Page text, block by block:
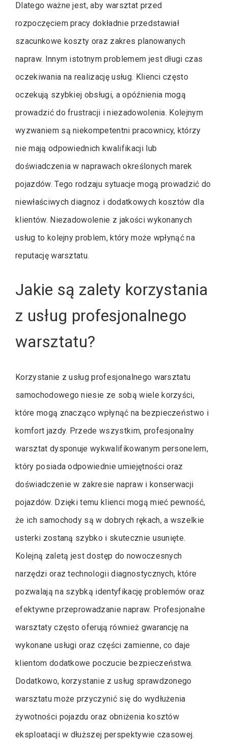
Dlatego ważne jest, aby warsztat przed
rozpoczęciem pracy dokładnie przedstawiał
szacunkowe koszty oraz zakres planowanych
napraw. Innym istotnym problemem jest długi czas
oczekiwania na realizację usług. Klienci często
oczekują szybkiej obsługi, a opóźnienia mogą
prowadzić do frustracji i niezadowolenia. Kolejnym
wyzwaniem są niekompetentni pracownicy, którzy
nie mają odpowiednich kwalifikacji lub
doświadczenia w naprawach określonych marek
pojazdów. Tego rodzaju sytuacje mogą prowadzić do
niewłaściwych diagnoz i dodatkowych kosztów dla
klientów. Niezadowolenie z jakości wykonanych
usług to kolejny problem, który może wpłynąć na
reputację warsztatu.
Jakie są zalety korzystania
z usług profesjonalnego
warsztatu?
Korzystanie z usług profesjonalnego warsztatu
samochodowego niesie ze sobą wiele korzyści,
które mogą znacząco wpłynąć na bezpieczeństwo i
komfort jazdy. Przede wszystkim, profesjonalny
warsztat dysponuje wykwalifikowanym personelem,
który posiada odpowiednie umiejętności oraz
doświadczenie w zakresie napraw i konserwacji
pojazdów. Dzięki temu klienci mogą mieć pewność,
że ich samochody są w dobrych rękach, a wszelkie
usterki zostaną szybko i skutecznie usunięte.
Kolejną zaletą jest dostęp do nowoczesnych
narzędzi oraz technologii diagnostycznych, które
pozwalają na szybką identyfikację problemów oraz
efektywne przeprowadzanie napraw. Profesjonalne
warsztaty często oferują również gwarancję na
wykonane usługi oraz części zamienne, co daje
klientom dodatkowe poczucie bezpieczeństwa.
Dodatkowo, korzystanie z usług sprawdzonego
warsztatu może przyczynić się do wydłużenia
żywotności pojazdu oraz obniżenia kosztów
eksploatacji w dłuższej perspektywie czasowej.